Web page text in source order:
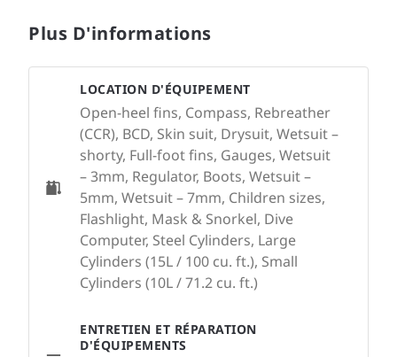
Plus D'informations
LOCATION D'ÉQUIPEMENT
Open-heel fins, Compass, Rebreather
(CCR), BCD, Skin suit, Drysuit, Wetsuit –
shorty, Full-foot fins, Gauges, Wetsuit
– 3mm, Regulator, Boots, Wetsuit –
5mm, Wetsuit – 7mm, Children sizes,
Flashlight, Mask & Snorkel, Dive
Computer, Steel Cylinders, Large
Cylinders (15L / 100 cu. ft.), Small
Cylinders (10L / 71.2 cu. ft.)
ENTRETIEN ET RÉPARATION
D'ÉQUIPEMENTS